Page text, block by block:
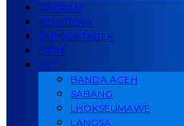
DAERAH
PERISTIWA
JABODETABEK
OPINI
ACEH
BANDA ACEH
SABANG
LHOKSEUMAWE
LANGSA